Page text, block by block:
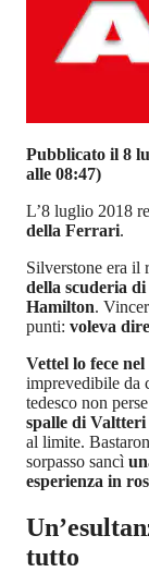
Pubblicato il 8
alle 08:47)
L’8 luglio 2018
della Ferrari.
Silverstone era il
della scuderia
Hamilton.
punti: voleva
Vettel lo fece
imprevedibile da
tedesco non
spalle di Valtteri
al limite.
sorpasso sancì
esperienza in
tutto